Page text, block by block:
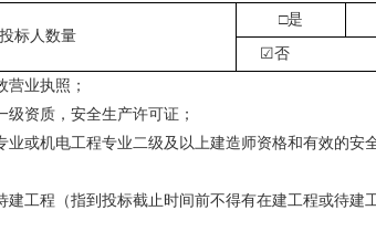
标人数量
□是
☑否
营业执照；
资质，安全生产许可证；
业或机电工程专业二级及以上建造师资格和有效的安
建工程（指到投标截止时间前不得有在建工程或待建